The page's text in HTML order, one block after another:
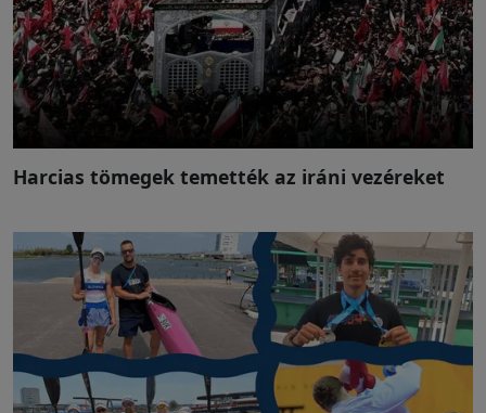
Harcias tömegek temették az iráni vezéreket